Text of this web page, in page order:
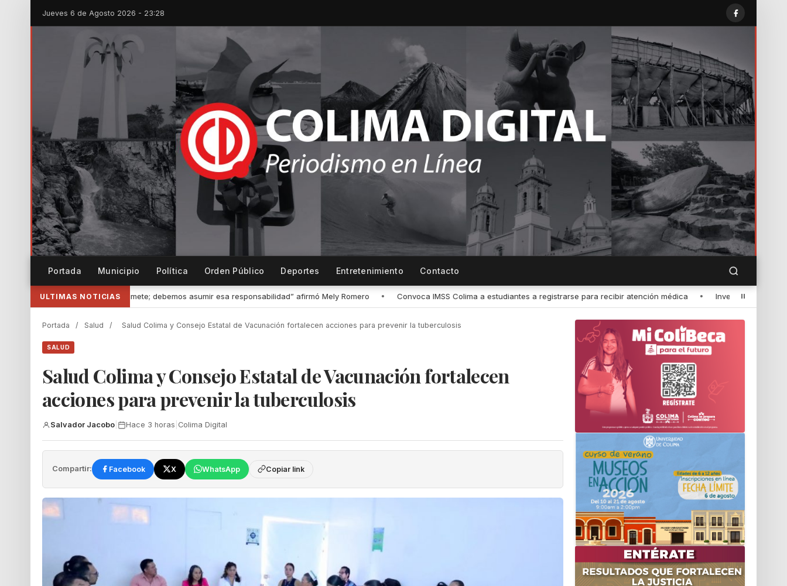
Jueves 6 de Agosto 2026 - 23:28
Portada Municipio Política Orden Público Deportes Entretenimiento Contacto
ULTIMAS NOTICIAS
asumir esa responsabilidad” afirmó Mely Romero • Convoca IMSS Colima a estudiantes a registrarse para recibir atención médica • Investigador de la UdeC representará a México en seminario
Portada / Salud / Salud Colima y Consejo Estatal de Vacunación fortalecen acciones para prevenir la tuberculosis
SALUD
Salud Colima y Consejo Estatal de Vacunación fortalecen
acciones para prevenir la tuberculosis
Salvador Jacobo Hace 3 horas Colima Digital
Compartir: Facebook X WhatsApp Copiar link